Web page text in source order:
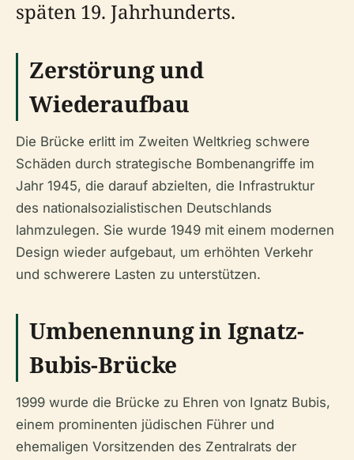
späten 19. Jahrhunderts.
Zerstörung und
Wiederaufbau
Die Brücke erlitt im Zweiten Weltkrieg schwere
Schäden durch strategische Bombenangriffe im
Jahr 1945, die darauf abzielten, die Infrastruktur
des nationalsozialistischen Deutschlands
lahmzulegen. Sie wurde 1949 mit einem modernen
Design wieder aufgebaut, um erhöhten Verkehr
und schwerere Lasten zu unterstützen.
Umbenennung in Ignatz-
Bubis-Brücke
1999 wurde die Brücke zu Ehren von Ignatz Bubis,
einem prominenten jüdischen Führer und
ehemaligen Vorsitzenden des Zentralrats der